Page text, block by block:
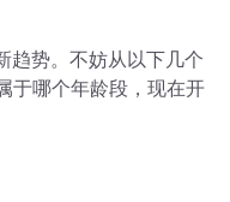
趋势。不妨从以下几个
于哪个年龄段，现在开